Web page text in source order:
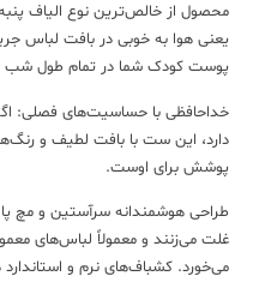
محصول از خالص‌ترین نوع الیاف
یعنی هوا به خوبی در بافت لباس
پوست کودک شما در تمام طول
خداحافظی با حساسیت‌های فصلی:
دارد، این ست با بافت لطیف و
پوشش برای اوست.
غلت می‌زنند و معمولاً لباس‌های
می‌خورد. کشباف‌های نرم و